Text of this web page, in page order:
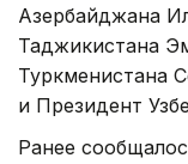
Азербайджана
Таджикистана
Туркменистана
и Президент
Ранее